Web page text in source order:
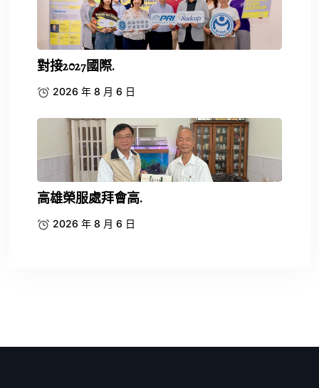
對接2027國際.
2026 年 8 月 6 日
高雄榮服處拜會高.
2026 年 8 月 6 日